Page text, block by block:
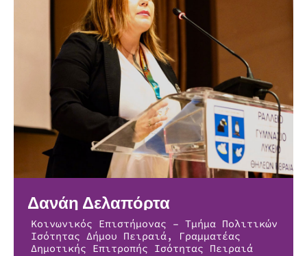
Δανάη Δελαπόρτα
Κοινωνικός Επιστήμονας – Τμήμα Πολιτικών
Ισότητας Δήμου Πειραιά, Γραμματέας
Δημοτικής Επιτροπής Ισότητας Πειραιά